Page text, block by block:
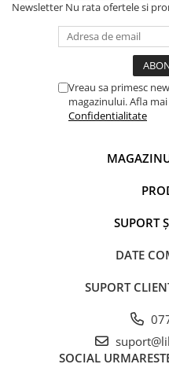
Pregătire Bacalaureat
Romane și literatură
Clasici români și universali
contemporană
Thriller și mister
Science-fiction și fantasy
Ficțiune mitologică și istorică
Romane de dragoste
Psihologie și dezvoltare
Biografii și memorii
Parenting și educație
Newsletter Nu rata ofertele si
Vreau sa primesc
magazinului. Afla
Confidentialitate
SUPORT
DATE
SUPORT
SOCIAL